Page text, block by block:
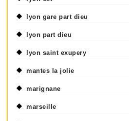
lyon gare part dieu
lyon part dieu
lyon saint exupery
mantes la jolie
marignane
marseille